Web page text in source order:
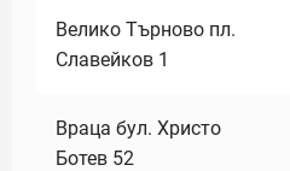
Велико Търново пл.
Славейков 1
Враца бул. Христо
Ботев 52